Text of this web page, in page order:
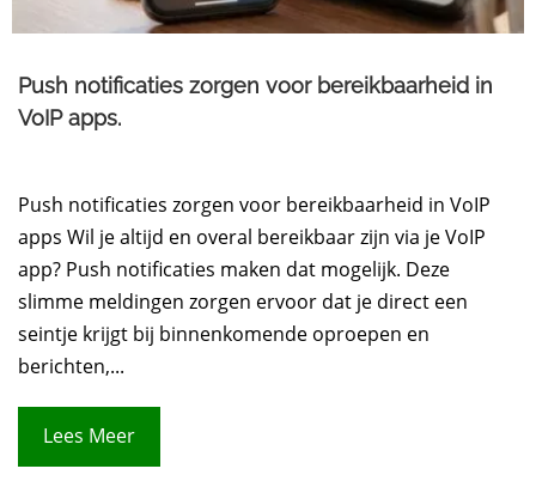
Push notificaties zorgen voor bereikbaarheid in
VoIP apps.
Push notificaties zorgen voor bereikbaarheid in VoIP
apps Wil je altijd en overal bereikbaar zijn via je VoIP
app? Push notificaties maken dat mogelijk. Deze
slimme meldingen zorgen ervoor dat je direct een
seintje krijgt bij binnenkomende oproepen en
berichten,...
Lees Meer